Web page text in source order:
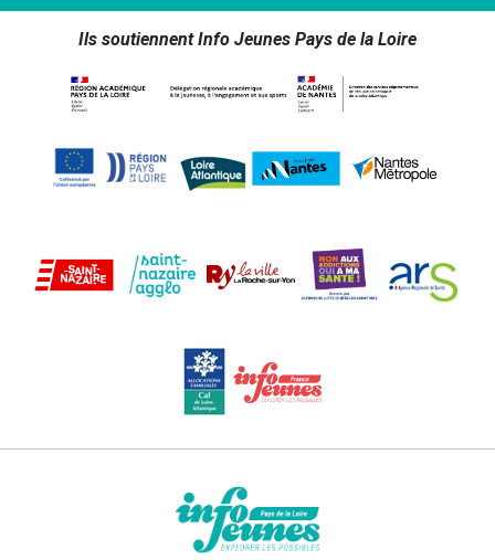
Ils soutiennent Info Jeunes Pays de la Loire